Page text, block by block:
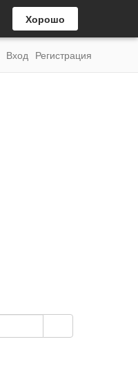
Хорошо
Вход Регистрация